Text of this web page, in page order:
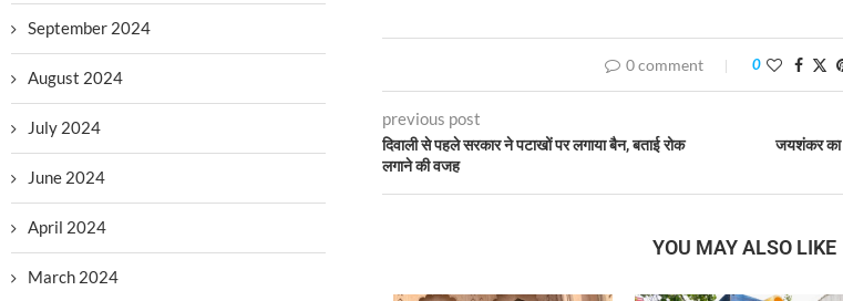
0 comment 0
previous post
दिवाली से पहले सरकार ने पटाखों पर लगाया बैन, बताई रोक
लगाने की वजह
जयशंकर का
YOU MAY ALSO LIKE
September 2024
August 2024
July 2024
June 2024
April 2024
March 2024